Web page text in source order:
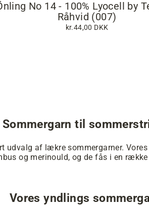
No 14 - 100% Lyocell by
Råhvid (007)
kr.44,00 DKK
Sommergarn til
udvalg af lækre sommergarner.
og merinould, og de fås i en
Vores yndlings